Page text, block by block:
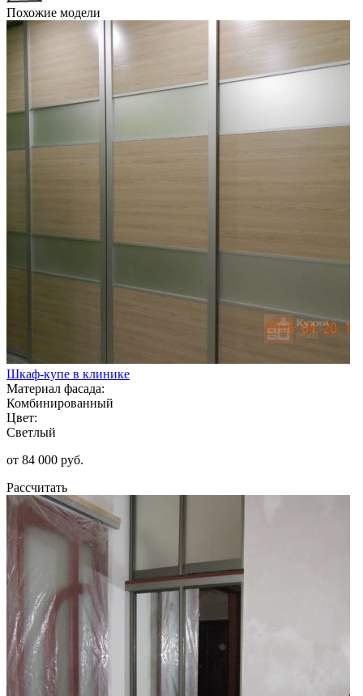
Похожие модели
Шкаф-купе в клинике
Материал фасада:
Комбинированный
Цвет:
Светлый
от 84 000 руб.
Рассчитать